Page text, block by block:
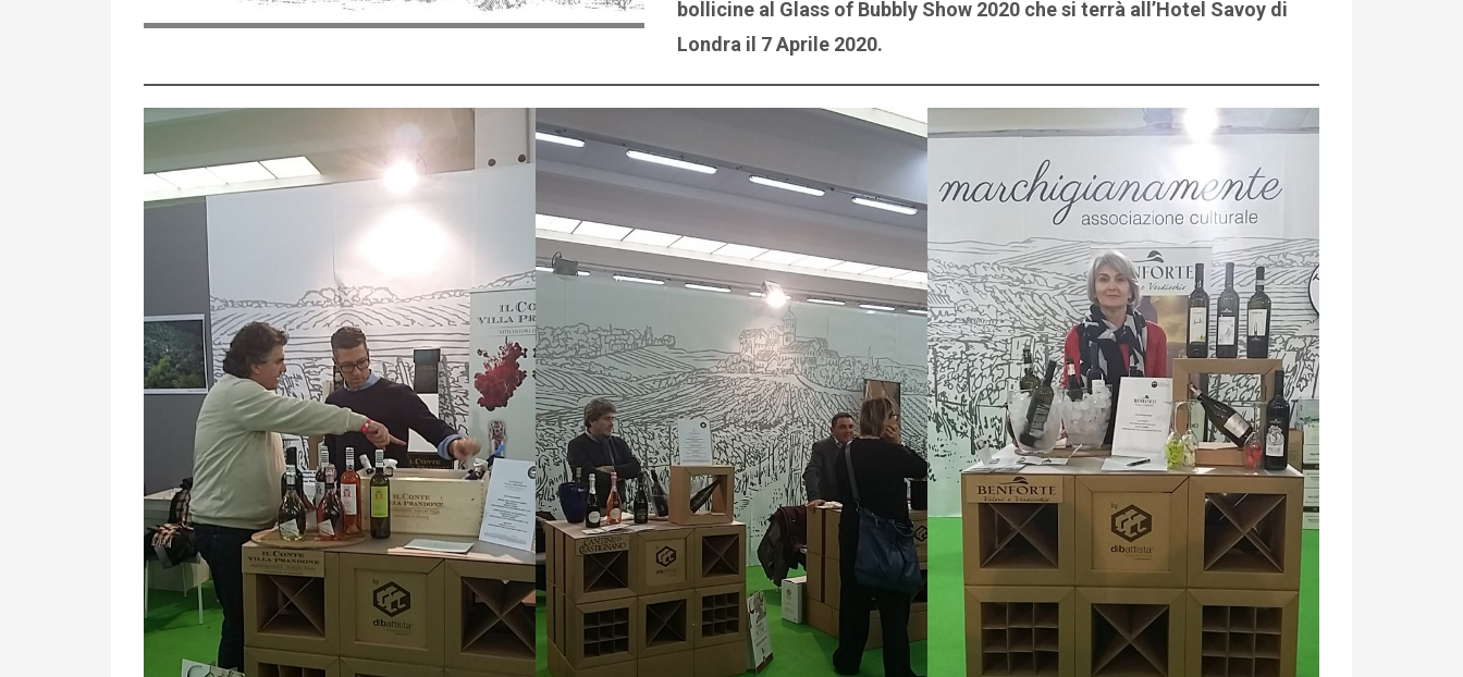
bollicine al Glass of Bubbly Show 2020 che si terrà all’Hotel Savoy di
Londra il 7 Aprile 2020.